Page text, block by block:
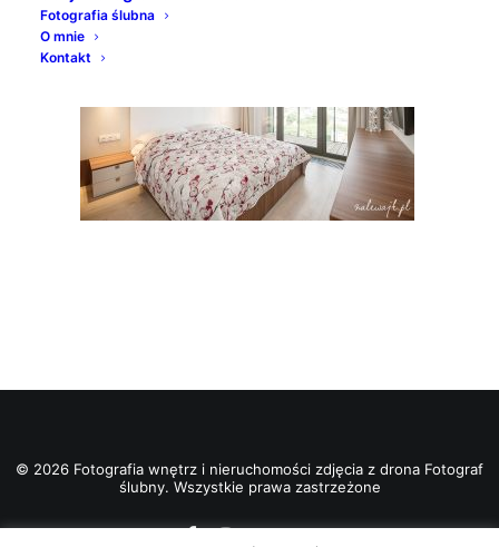
Fotografia ślubna
O mnie
Kontakt
© 2026 Fotografia wnętrz i nieruchomości zdjęcia z drona Fotograf
ślubny. Wszystkie prawa zastrzeżone